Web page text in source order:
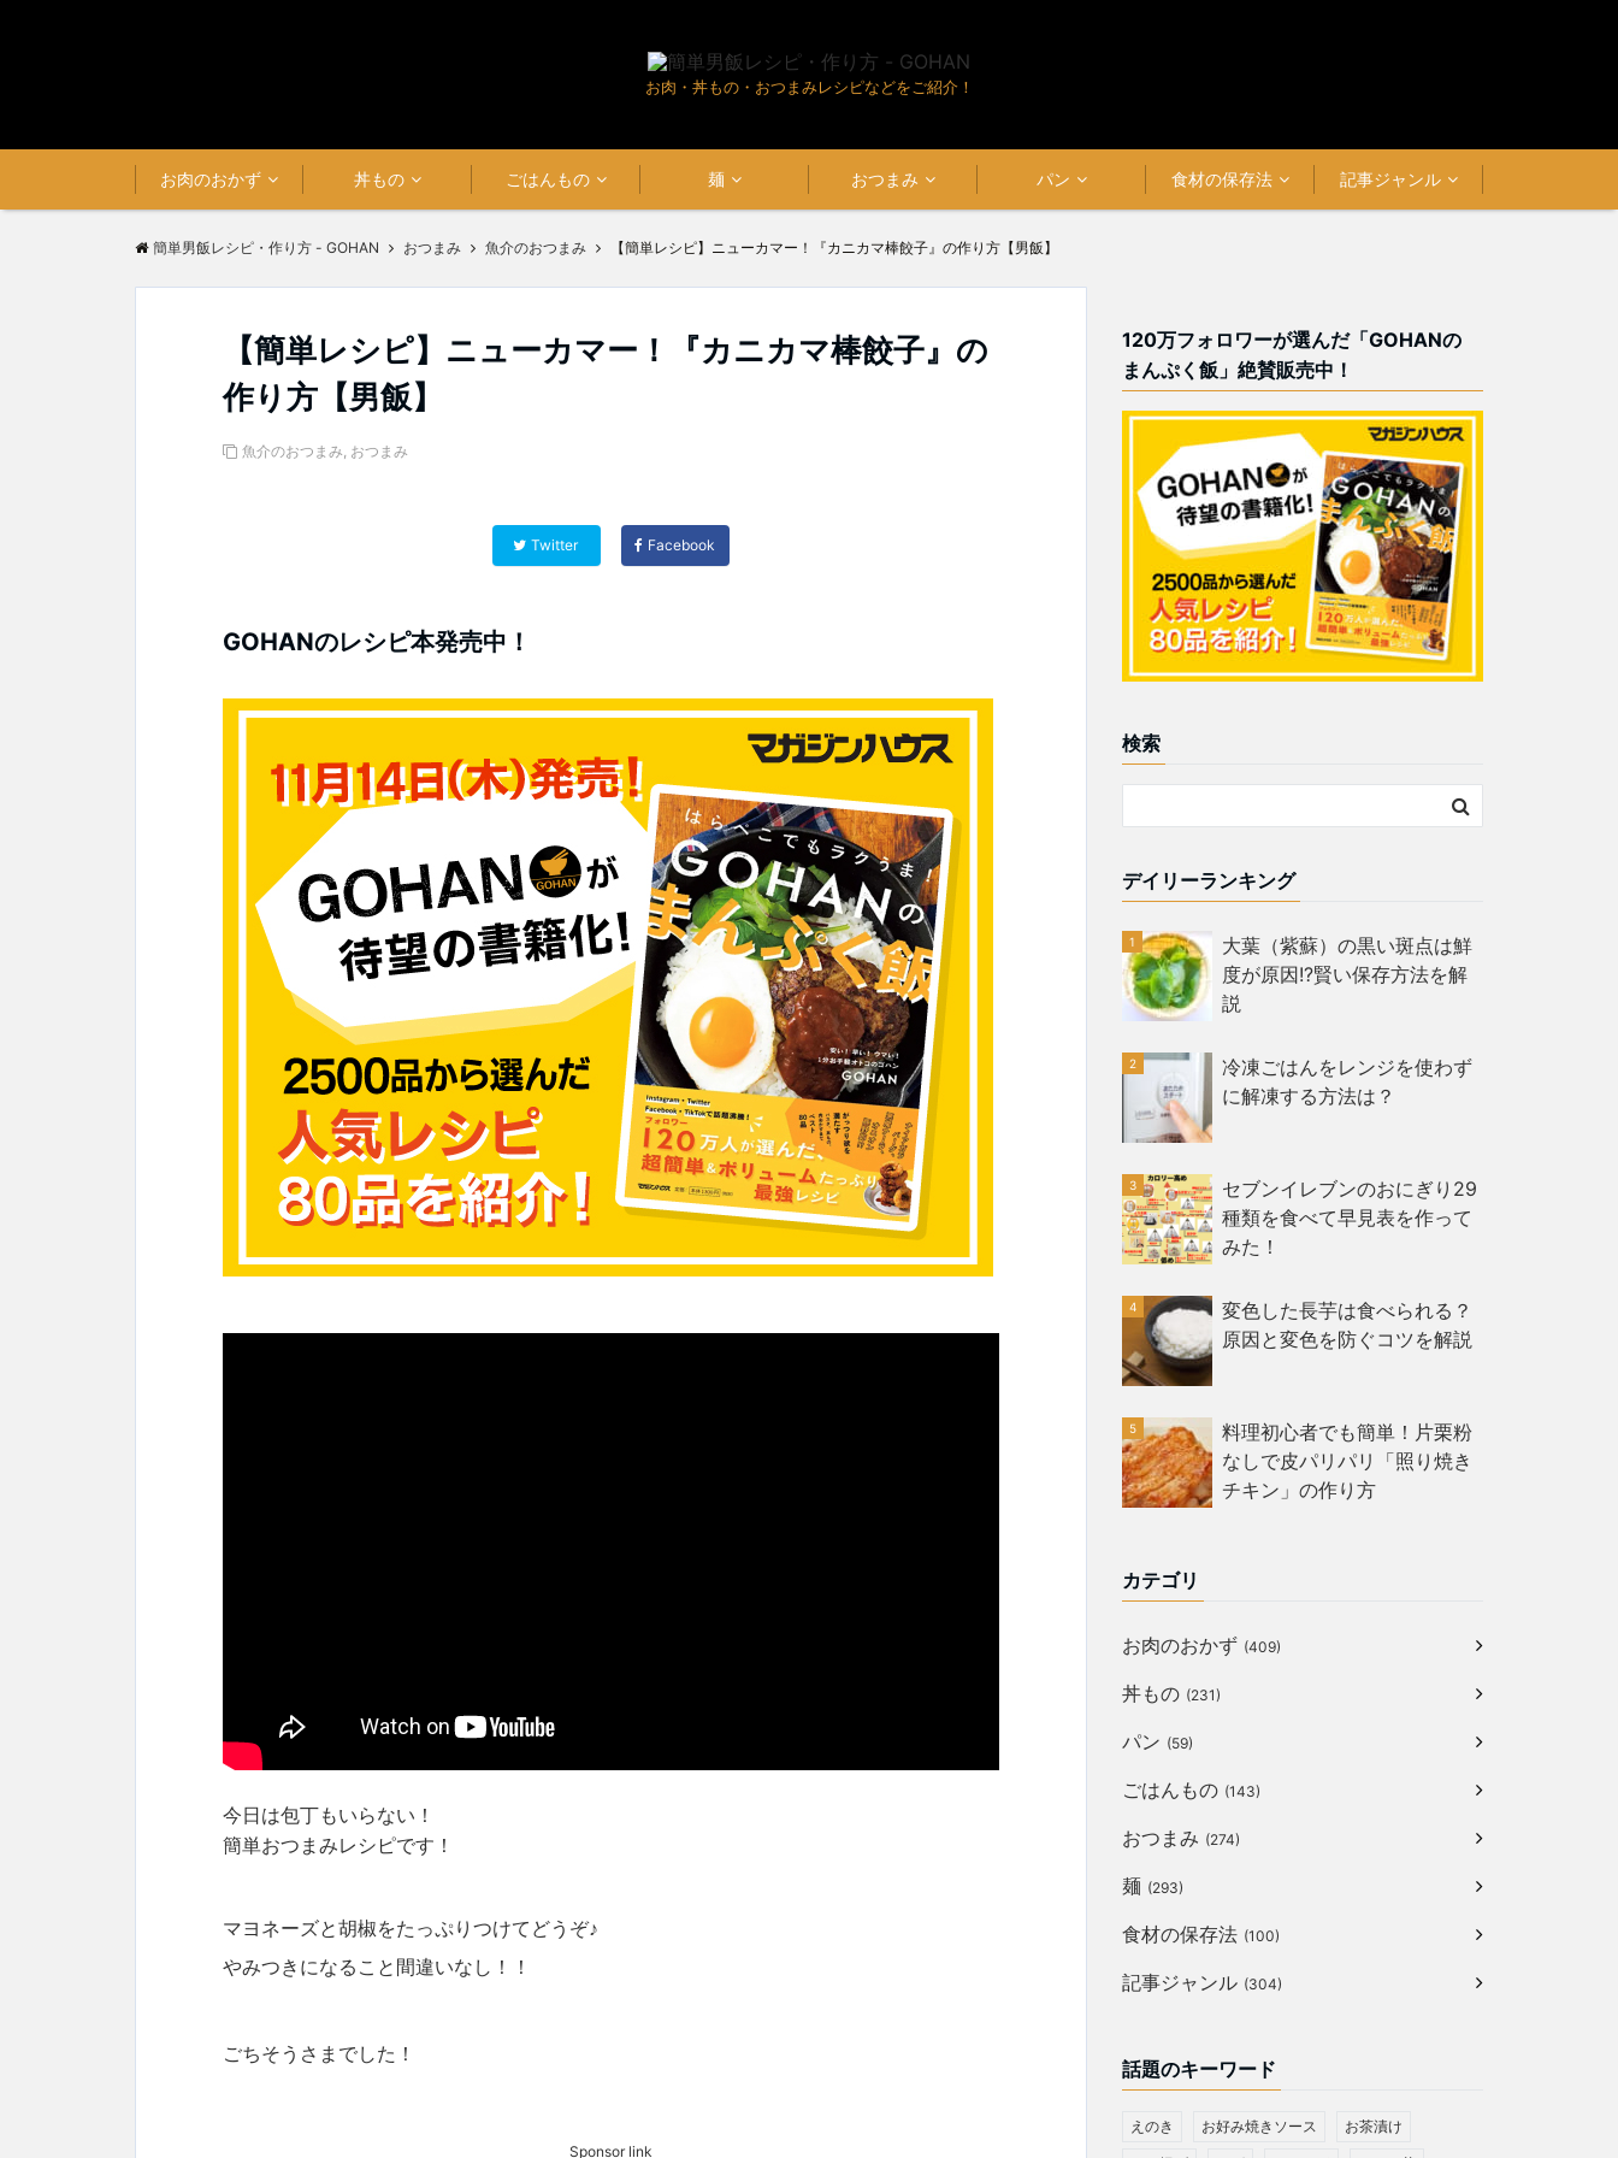
お肉・丼もの・おつまみレシピなどをご紹介！
お肉のおかず 丼もの ごはんもの 麺 おつまみ パン 食材の保存法 記事ジャンル
簡単男飯レシピ・作り方 - GOHAN おつまみ 魚介のおつまみ 【簡単レシピ】ニューカマー！『カニカマ棒餃子』の作り方【男飯】
【簡単レシピ】ニューカマー！『カニカマ棒餃子』の
作り方【男飯】
魚介のおつまみ, おつまみ
Twitter Facebook
GOHANのレシピ本発売中！
今日は包丁もいらない！
簡単おつまみレシピです！
マヨネーズと胡椒をたっぷりつけてどうぞ♪
やみつきになること間違いなし！！
ごちそうさまでした！
Sponsor link
120万フォロワーが選んだ「GOHANの
まんぷく飯」絶賛販売中！
検索
デイリーランキング
大葉（紫蘇）の黒い斑点は鮮
度が原因!?賢い保存方法を解
説
冷凍ごはんをレンジを使わず
に解凍する方法は？
セブンイレブンのおにぎり29
種類を食べて早見表を作って
みた！
変色した長芋は食べられる？
原因と変色を防ぐコツを解説
料理初心者でも簡単！片栗粉
なしで皮パリパリ「照り焼き
チキン」の作り方
カテゴリ
お肉のおかず (409)
丼もの (231)
パン (59)
ごはんもの (143)
おつまみ (274)
麺 (293)
食材の保存法 (100)
記事ジャンル (304)
話題のキーワード
えのき お好み焼きソース お茶漬け